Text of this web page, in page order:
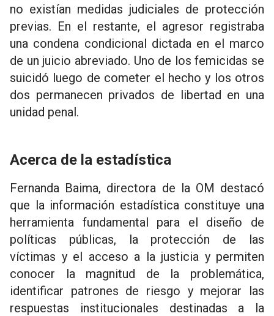
no existían medidas judiciales de protección
previas. En el restante, el agresor registraba
una condena condicional dictada en el marco
de un juicio abreviado. Uno de los femicidas se
suicidó luego de cometer el hecho y los otros
dos permanecen privados de libertad en una
unidad penal.
Acerca de la estadística
Fernanda Baima, directora de la OM destacó
que la información estadística constituye una
herramienta fundamental para el diseño de
políticas públicas, la protección de las
víctimas y el acceso a la justicia y permiten
conocer la magnitud de la problemática,
identificar patrones de riesgo y mejorar las
respuestas institucionales destinadas a la